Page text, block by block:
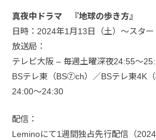
真夜中ドラマ 『地球の歩き方』
日時：2024年1月13日（土）〜スター
放送局：
テレビ大阪 – 毎週土曜深夜24:55～
BSテレ東（BS⑦ch）／BSテレ東4K
24:00～24:30
配信：
Leminoにて1週間独占先行配信（